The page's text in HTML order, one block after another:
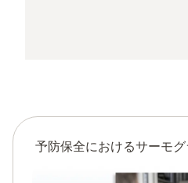
予防保全におけるサーモグ